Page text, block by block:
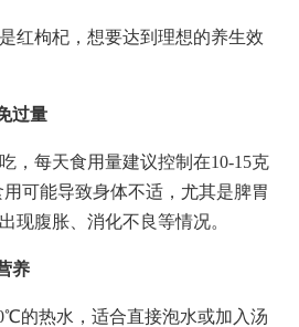
红枸杞，想要达到理想的养生效
过量
，每天食用量建议控制在10-15克
用可能导致身体不适，尤其是脾胃
现腹胀、消化不良等情况。
养
的热水，适合直接泡水或加入汤